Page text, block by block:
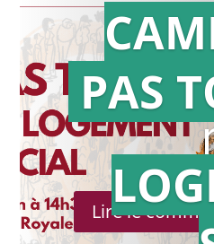
Lire le
PAS